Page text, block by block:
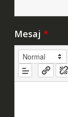
Mesaj *